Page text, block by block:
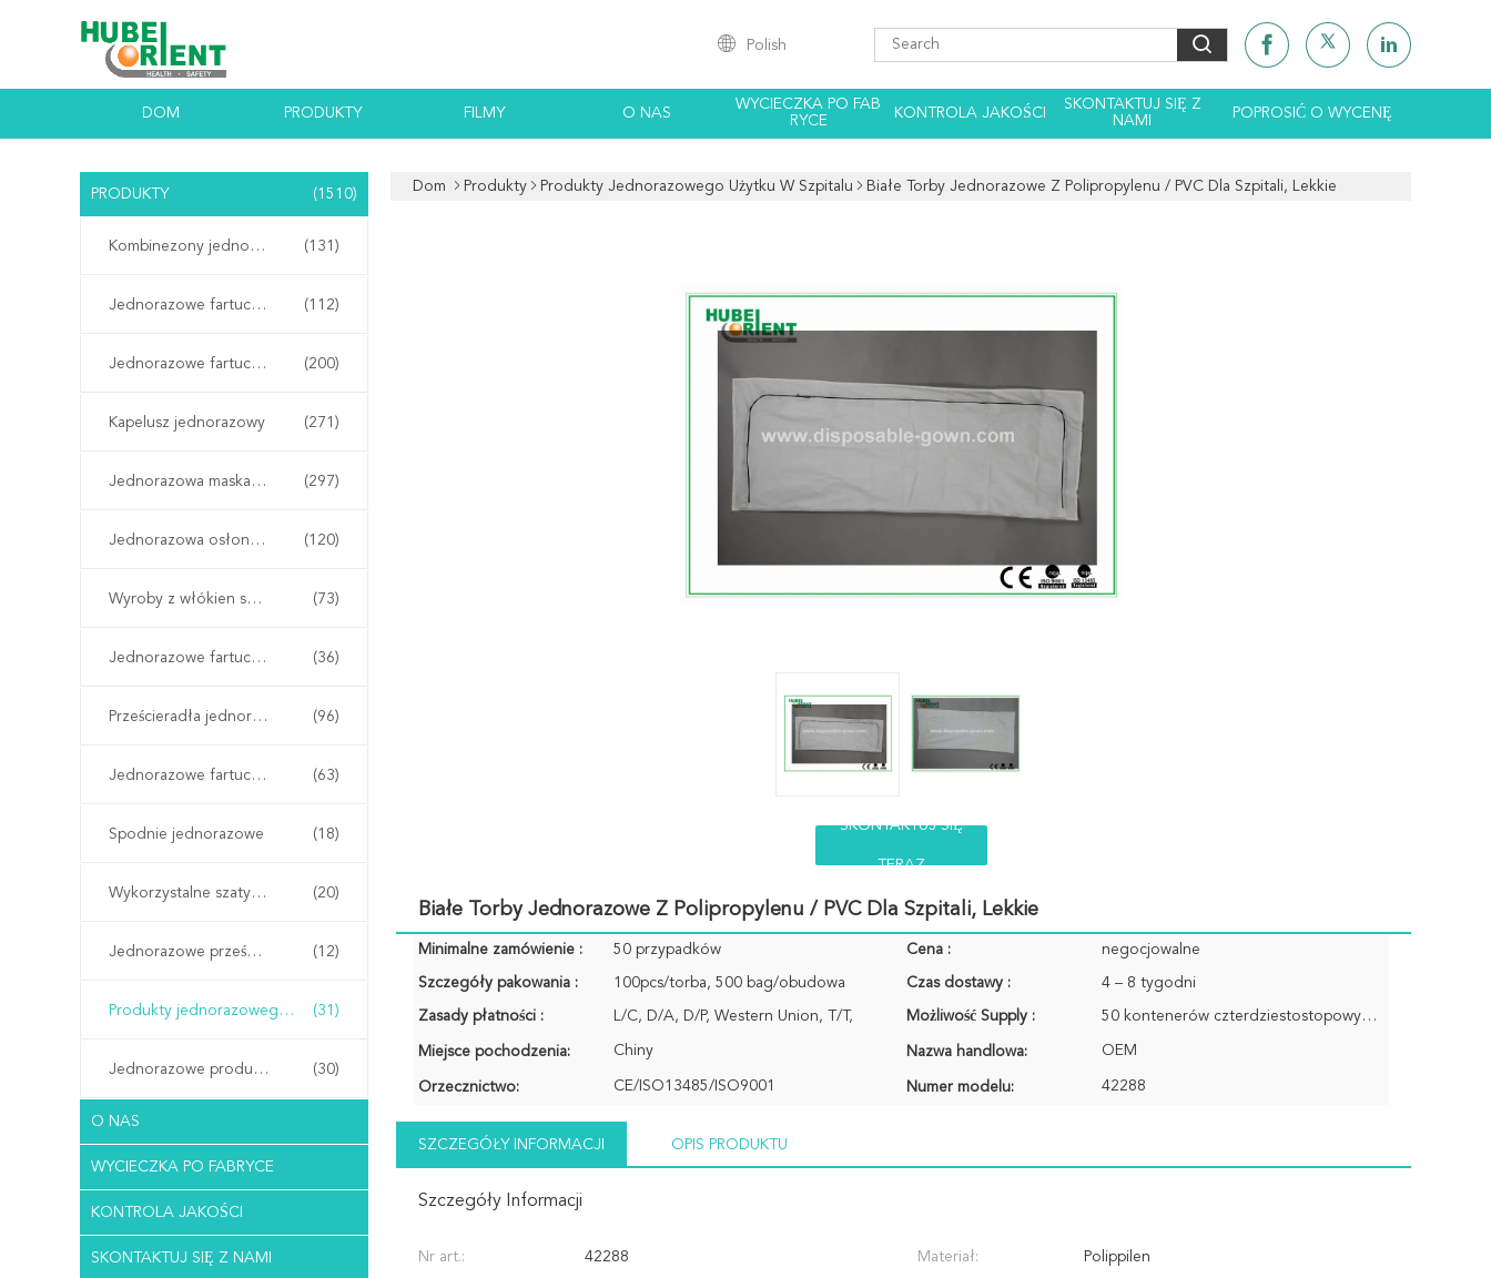
Polish
DOM PRODUKTY FILMY O NAS
WYCIECZKA PO FAB
RYCE
KONTROLA JAKOŚCI
SKONTAKTUJ SIĘ Z
NAMI
POPROSIĆ O WYCENĘ
PRODUKTY (1510)
Kombinezony jednorazowe (131)
Jednorazowe fartuchy laboratoryjne (112)
Jednorazowe fartuchy izolacyjne (200)
Kapelusz jednorazowy (271)
Jednorazowa maska ​​na twarz (297)
Jednorazowa osłona na buty (120)
Wyroby z włókien sztucznych (73)
Jednorazowe fartuchy chirurgiczne (36)
Prześcieradła jednorazowe (96)
Jednorazowe fartuchy ochronne (63)
Spodnie jednorazowe (18)
Wykorzystalne szaty kimono (20)
Jednorazowe prześcieradła (12)
Produkty jednorazowego użytku w szpitalu (31)
Jednorazowe produkty do salonu (30)
O NAS
WYCIECZKA PO FABRYCE
KONTROLA JAKOŚCI
SKONTAKTUJ SIĘ Z NAMI
Dom Produkty Produkty Jednorazowego Użytku W Szpitalu Białe Torby Jednorazowe Z Polipropylenu / PVC Dla Szpitali, Lekkie
SKONTAKTUJ SIĘ
TERAZ
Białe Torby Jednorazowe Z Polipropylenu / PVC Dla Szpitali, Lekkie
Minimalne zamówienie : 50 przypadków Cena : negocjowalne
Szczegóły pakowania : 100pcs/torba, 500 bag/obudowa Czas dostawy : 4 – 8 tygodni
Zasady płatności : L/C, D/A, D/P, Western Union, T/T, Możliwość Supply : 50 kontenerów czterdziestostopowych / miesiąc
Miejsce pochodzenia: Chiny Nazwa handlowa: OEM
Orzecznictwo: CE/ISO13485/ISO9001 Numer modelu: 42288
SZCZEGÓŁY INFORMACJI OPIS PRODUKTU
Szczegóły Informacji
Nr art.: 42288 Materiał: Polippilen